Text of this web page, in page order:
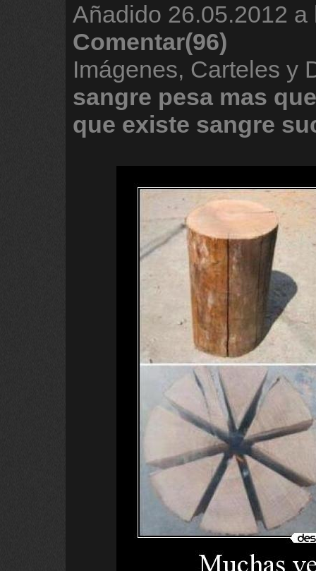
Añadido 26.05.2012 a
Comentar(96)
Imágenes, Carteles y
sangre pesa mas que
que existe sangre